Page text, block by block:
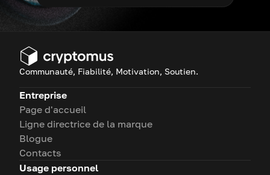
Communauté, Fiabilité, Motivation, Soutien.
Entreprise
Page d'accueil
Ligne directrice de la marque
Blogue
Contacts
Usage personnel